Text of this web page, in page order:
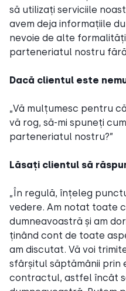
să utilizați serviciile
avem deja informațiile
nevoie de alte
parteneriatul nostru
Dacă clientul este
„Vă mulțumesc pentru
vă rog, să-mi spuneți
parteneriatul nostru?”
Lăsați clientul să
„În regulă, înțeleg
vedere. Am notat toate
dumneavoastră și am
ținând cont de toate
am discutat. Vă voi
sfârșitul săptămânii prin
contractul, astfel încât